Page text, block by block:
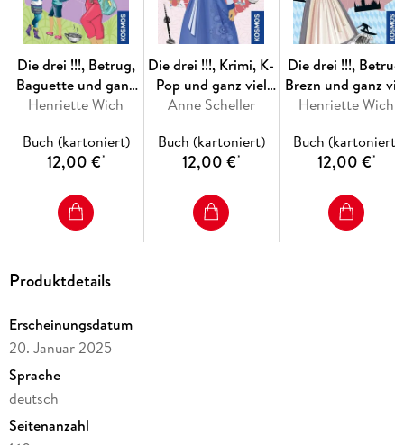
Die drei !!!, Betrug,
Baguette und ganz
viel Paris
Henriette Wich
Buch (kartoniert)
12,00 €*
Die drei !!!, Krimi, K-
Pop und ganz viel
Korea
Anne Scheller
Buch (kartoniert)
12,00 €*
Die drei !!!,
Brezn und ganz
München
Henriette Wich
Buch (kartoniert)
12,00 €*
Produktdetails
Erscheinungsdatum
20. Januar 2025
Sprache
deutsch
Seitenanzahl